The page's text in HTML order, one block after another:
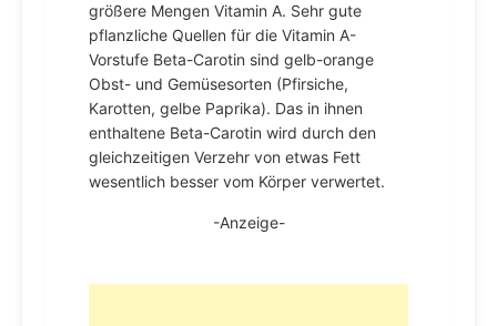
größere Mengen Vitamin A. Sehr gute
pflanzliche Quellen für die Vitamin A-
Vorstufe Beta-Carotin sind gelb-orange
Obst- und Gemüsesorten (Pfirsiche,
Karotten, gelbe Paprika). Das in ihnen
enthaltene Beta-Carotin wird durch den
gleichzeitigen Verzehr von etwas Fett
wesentlich besser vom Körper verwertet.
-Anzeige-